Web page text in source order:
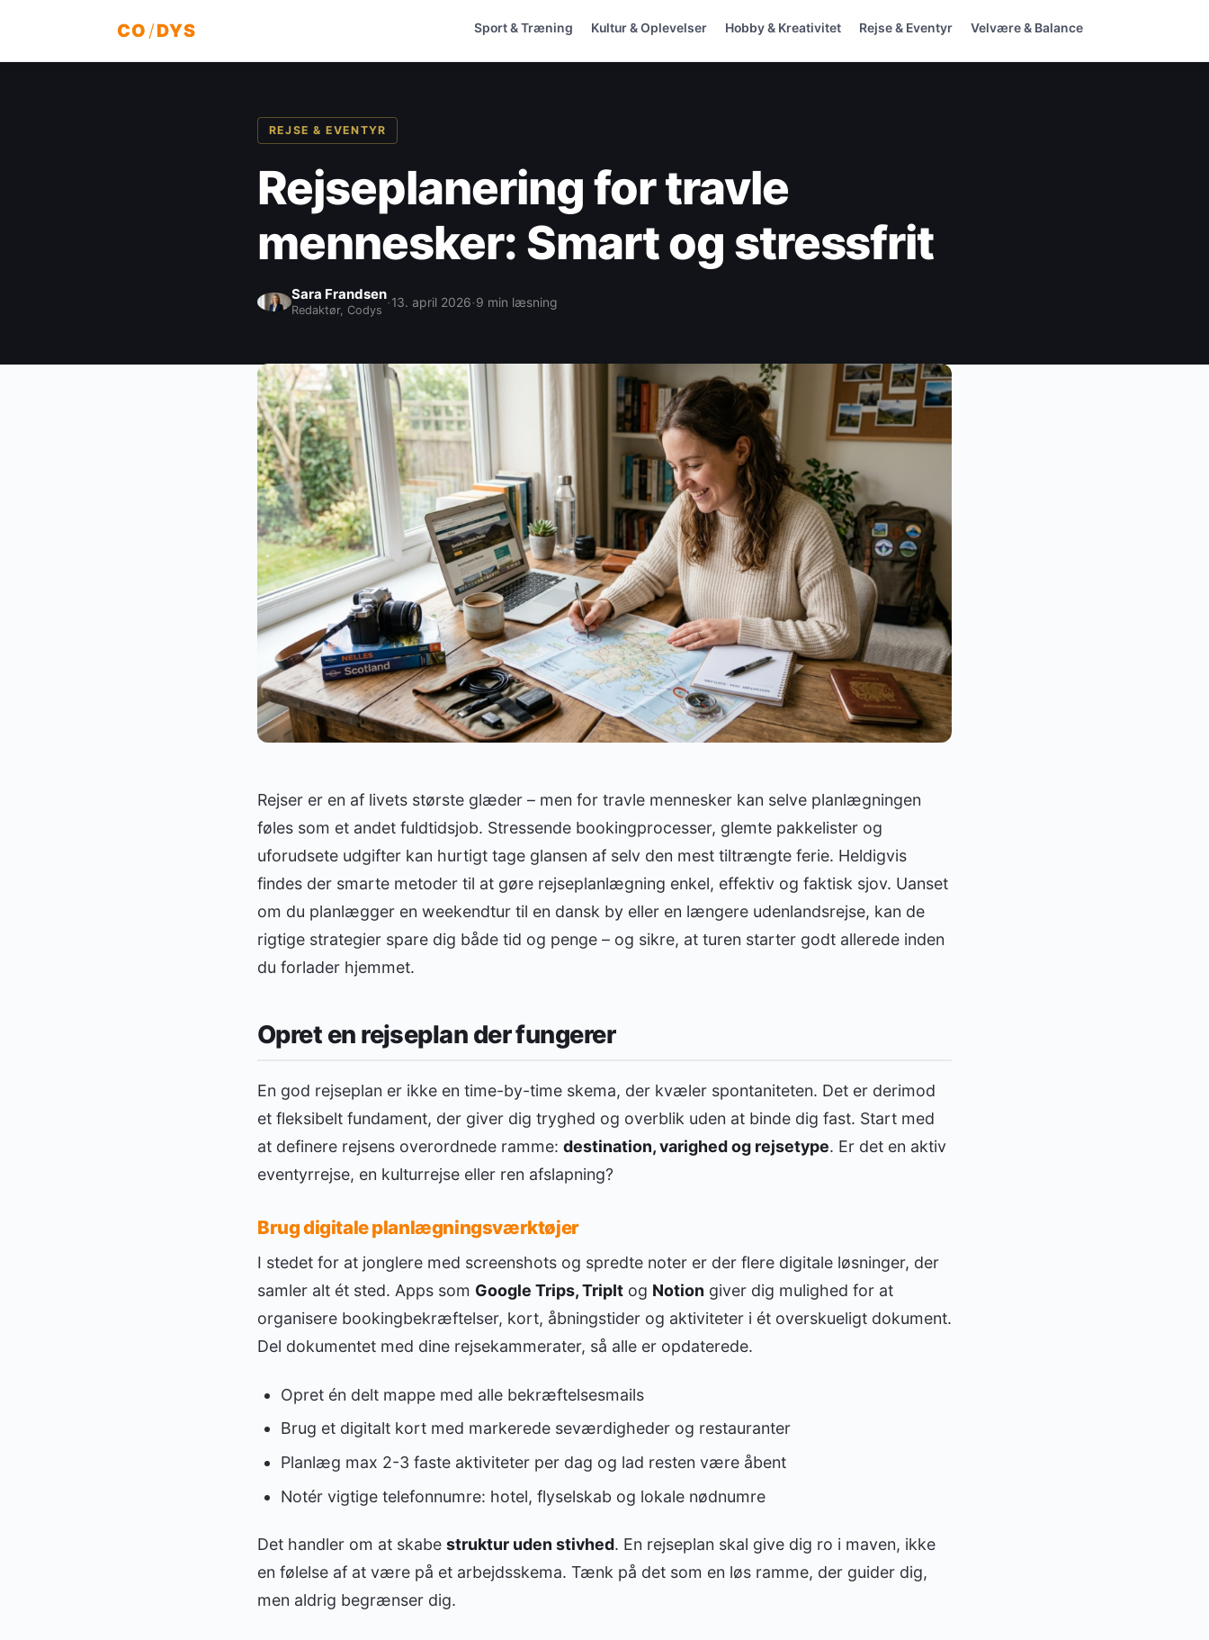
CO /DYS Sport & Træning Kultur & Oplevelser Hobby & Kreativitet Rejse & Eventyr Velvære & Balance
REJSE & EVENTYR
Rejseplanering for travle
mennesker: Smart og stressfrit
Sara Frandsen
Redaktør, Codys ·13. april 2026·9 min læsning
Rejser er en af livets største glæder – men for travle mennesker kan selve planlægningen
føles som et andet fuldtidsjob. Stressende bookingprocesser, glemte pakkelister og
uforudsete udgifter kan hurtigt tage glansen af selv den mest tiltrængte ferie. Heldigvis
findes der smarte metoder til at gøre rejseplanlægning enkel, effektiv og faktisk sjov. Uanset
om du planlægger en weekendtur til en dansk by eller en længere udenlandsrejse, kan de
rigtige strategier spare dig både tid og penge – og sikre, at turen starter godt allerede inden
du forlader hjemmet.
Opret en rejseplan der fungerer
En god rejseplan er ikke en time-by-time skema, der kvæler spontaniteten. Det er derimod
et fleksibelt fundament, der giver dig tryghed og overblik uden at binde dig fast. Start med
at definere rejsens overordnede ramme: destination, varighed og rejsetype. Er det en aktiv
eventyrrejse, en kulturrejse eller ren afslapning?
Brug digitale planlægningsværktøjer
I stedet for at jonglere med screenshots og spredte noter er der flere digitale løsninger, der
samler alt ét sted. Apps som Google Trips, TripIt og Notion giver dig mulighed for at
organisere bookingbekræftelser, kort, åbningstider og aktiviteter i ét overskueligt dokument.
Del dokumentet med dine rejsekammerater, så alle er opdaterede.
Opret én delt mappe med alle bekræftelsesmails
Brug et digitalt kort med markerede seværdigheder og restauranter
Planlæg max 2-3 faste aktiviteter per dag og lad resten være åbent
Notér vigtige telefonnumre: hotel, flyselskab og lokale nødnumre
Det handler om at skabe struktur uden stivhed. En rejseplan skal give dig ro i maven, ikke
en følelse af at være på et arbejdsskema. Tænk på det som en løs ramme, der guider dig,
men aldrig begrænser dig.